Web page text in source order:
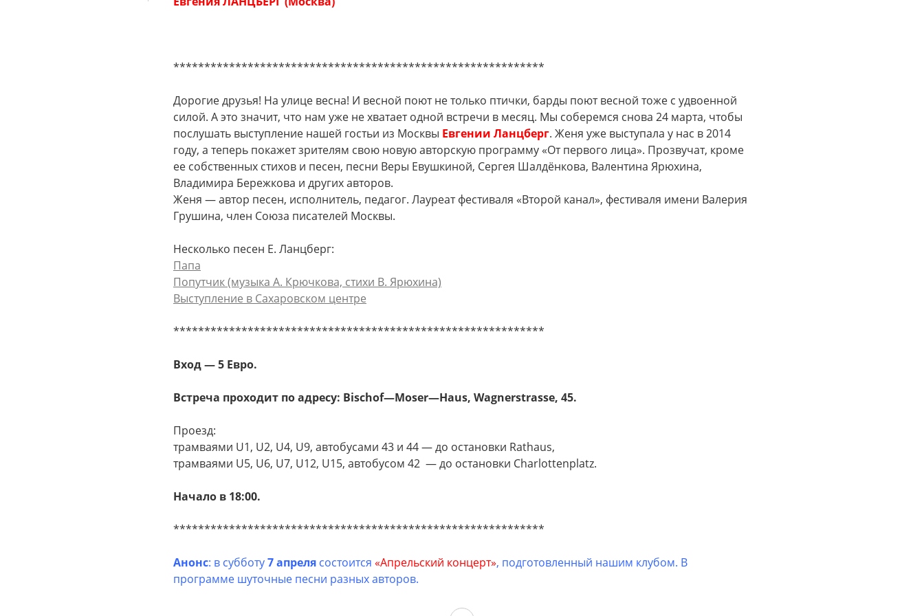
************************************************************
Дорогие друзья! На улице весна! И весной поют не только птички, барды поют весной тоже с удвоенной
силой. А это значит, что нам уже не хватает одной встречи в месяц. Мы соберемся снова 24 марта, чтобы
послушать выступление нашей гостьи из Москвы Евгении Ланцберг. Женя уже выступала у нас в 2014
году, а теперь покажет зрителям свою новую авторскую программу «От первого лица». Прозвучат, кроме
ее собственных стихов и песен, песни Веры Евушкиной, Сергея Шалдёнкова, Валентина Ярюхина,
Владимира Бережкова и других авторов.
Женя — автор песен, исполнитель, педагог. Лауреат фестиваля «Второй канал», фестиваля имени Валерия
Грушина, член Союза писателей Москвы.
Несколько песен Е. Ланцберг:
Папа
Попутчик (музыка А. Крючкова, стихи В. Ярюхина)
Выступление в Сахаровском центре
************************************************************
Вход — 5 Евро.
Встреча проходит по адресу: Bischof—Moser—Haus, Wagnerstrasse, 45.
Проезд:
трамваями U1, U2, U4, U9, автобусами 43 и 44 — до остановки Rathaus,
трамваями U5, U6, U7, U12, U15, автобусом 42 — до остановки Сharlottenplatz.
Начало в 18:00.
************************************************************
Анонс: в субботу7 апреля состоится «Апрельский концерт», подготовленный нашим клубом. В
программе шуточные песни разных авторов.